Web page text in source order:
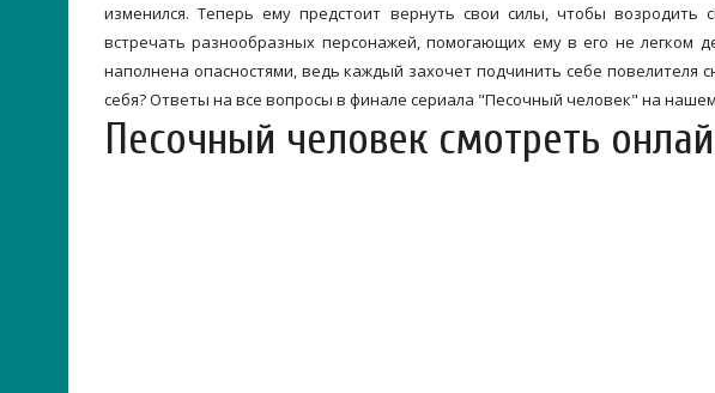
изменился. Теперь ему предстоит вернуть свои силы, чтобы
встречать разнообразных персонажей, помогающих ему в его не легком
наполнена опасностями, ведь каждый захочет подчинить себе повелителя
себя? Ответы на все вопросы в финале сериала "Песочный человек" на
Песочный человек смотреть